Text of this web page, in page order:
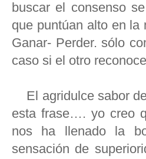
buscar el consenso
que puntúan alto en la
Ganar- Perder. sólo
caso si el otro
El agridulce sabor
esta frase…. yo creo
nos ha llenado la
sensación de